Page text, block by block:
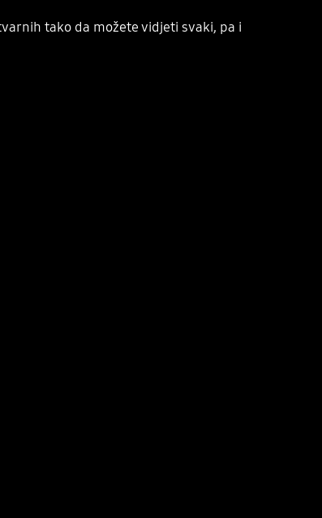
tako da možete vidjeti svaki, pa i